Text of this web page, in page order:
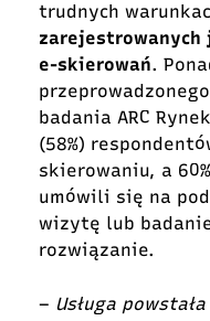
trudnych
zarejestrowanych
e-skierowań.
badania ARC
(58%)
skierowaniu, a
umówili się na
wizytę lub
rozwiązanie.
– Usługa